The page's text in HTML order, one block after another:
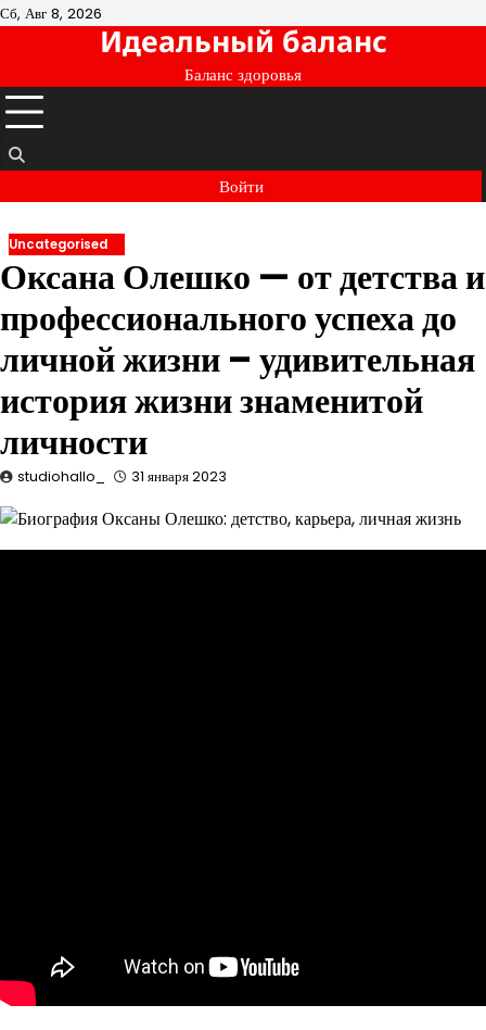
Перейти
Сб, Авг 8, 2026
Идеальный баланс
Баланс здоровья
Войти
Uncategorised
Оксана Олешко — от детства и
профессионального успеха до
личной жизни – удивительная
история жизни знаменитой
личности
studiohallo_ 31 января 2023